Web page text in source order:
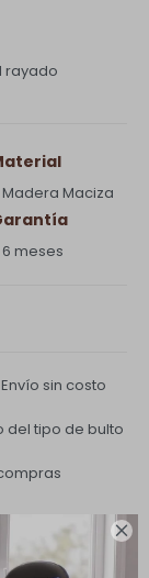

rayado
Madera Maciza
6 meses
Envío sin costo
del tipo de bulto